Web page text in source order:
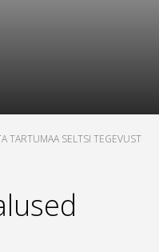
TARTUMAA SELTSI TEGEVUST